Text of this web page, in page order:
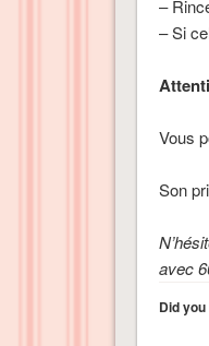
–
– Si
Vous
Son
avec
Did